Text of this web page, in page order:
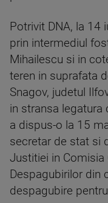
Potrivit DNA, la 14
prin intermediul
Mihailescu si in
teren in suprafata
Snagov, judetul
in stransa legatura
a dispus-o la 15
secretar de stat si
Justitiei in Comisia
Despagubirilor din
despagubire